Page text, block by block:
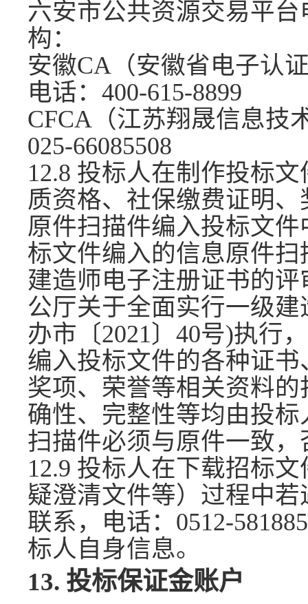
六安市公共资源交易平
构：
安徽CA（安徽省电子认
电话：400-615-8899
CFCA（江苏翔晟信息技
025-66085508
12.8 投标人在制作投标
质资格、社保缴费证明
原件扫描件编入投标文
标文件编入的信息原件
建造师电子注册证书的
公厅关于全面实行一级
办市〔2021〕40号)执行
编入投标文件的各种证
奖项、荣誉等相关资料
确性、完整性等均由投
扫描件必须与原件一致
12.9 投标人在下载招标
疑澄清文件等）过程中
联系，电话：0512-
标人自身信息。
13. 投标保证金账户